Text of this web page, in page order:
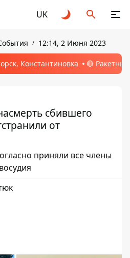
UK
12:14, 2 Июня 2023
Константиновка 🔴
сбившего
от
приняли все члены